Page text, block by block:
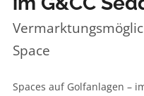
Space
Spaces auf Golfanlagen –